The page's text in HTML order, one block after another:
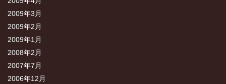
2009年3月
2009年2月
2009年1月
2008年2月
2007年7月
2006年12月